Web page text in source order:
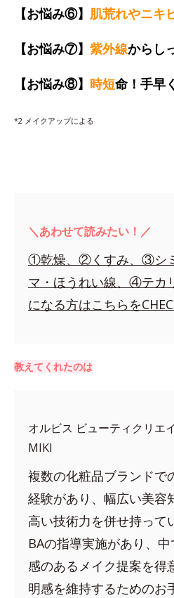
【お悩み⑥】 肌荒れやニキ
【お悩み⑦】 紫外線からし
【お悩み⑧】 時短命！手早
*2 メイクアップによる
＼あわせて読みたい！／
①乾燥、②くすみ、③シ
マ・ほうれい線、④テカ
になる方はこちらを
教えてくれたのは
オルビス ビューティクリエ
MIKI
複数の化粧品ブランドで
経験があり、幅広い美容
高い技術力を併せ持って
BAの指導実施があり、
感のあるメイク提案を得
明感を維持するためのお